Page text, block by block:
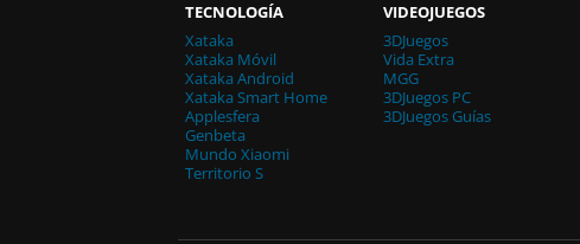
TECNOLOGÍA
Xataka
Xataka Móvil
Xataka Android
Xataka Smart Home
Applesfera
Genbeta
Mundo Xiaomi
Territorio S
VIDEOJUEGOS
3DJuegos
Vida Extra
MGG
3DJuegos PC
3DJuegos Guías